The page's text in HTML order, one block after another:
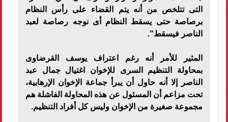
التى تتلخص من أنه يتم القضاء على رأس النظام
برصاصة حتى يسقط النظام أى نوجه رصاصة لعبد
الناصر فيسقط".
المثير للأمر أنه رغم اعتراف يوسف القرضاوى
بمحاولة التنظيم السرى للإخوان اغتيال جمال عبد
الناصر إلا أنه حاول أن يبرأ جماعة الإخوان الإرهابية،
تحت مزاعم أن المسئول عن هذه المحاولة الفاشلة هم
مجموعة صغيرة من الإخوان وليس كل أفراد التنظيم.